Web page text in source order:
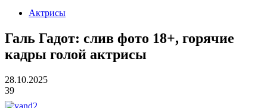
Актрисы
Галь Гадот: слив фото 18+, горячие
кадры голой актрисы
28.10.2025
39